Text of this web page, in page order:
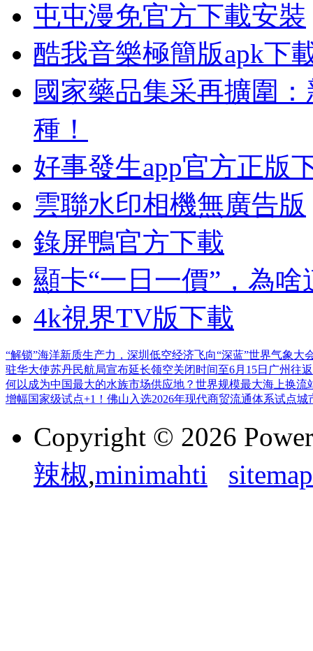
屯屯漫免官方下載安裝
酷我音樂極簡版apk下
國家藥品集采再擴圍
種！
好事發生app官方正版
雲聯水印相機無廣告版
錄屏鴨官方下載
顯卡“一日一價”，為
4k視界TV版下載
“解锁”海洋新质生产力，深圳低空经济飞向“深蓝”世界气象大
驻华大使苏丹民航局宣布延长领空关闭时间至6月15日 广州往
何以成为中国最大的水族市场供应地？ 世界规模最大海上换流
增幅国家级试点+1！佛山入选2026年现代商贸流通体系试点城
Copyright © 2026
辣椒,minimahti sitemap